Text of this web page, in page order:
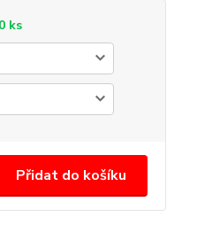
ks
Přidat do košíku